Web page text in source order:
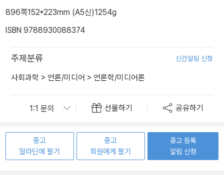
896쪽152*223mm (A5신)1254g
ISBN 9788930088374
주제분류 신간알림 신청
사회과학 > 언론/미디어 > 언론학/미디어론
선물하기 공유하기
중고
알라딘에 팔기
중고
회원에게 팔기
중고 등록
알림 신청